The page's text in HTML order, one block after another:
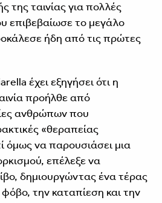
της ταινίας για πολλές
επιβεβαίωσε το μεγάλο
ήδη από τις πρώτες
έχει εξηγήσει ότι η
προήλθε από
ανθρώπων που
«θεραπείας
όμως να παρουσιάσει μια
επέλεξε να
δημιουργώντας ένα τέρας
την καταπίεση και την